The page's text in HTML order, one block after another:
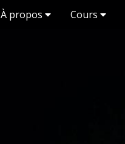
À propos Cours